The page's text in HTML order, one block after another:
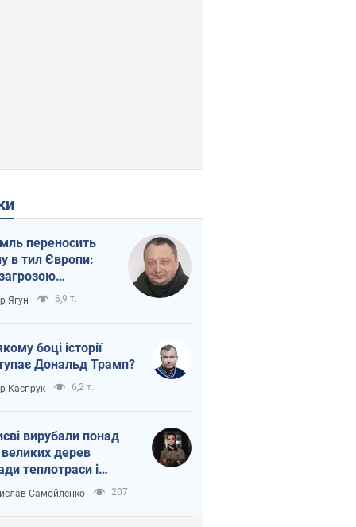
переносить
в тил Європи:
логістика
Ягун 6,9 т.
боці історії
Дональд Трамп?
Каспрук 6,2 т.
вирубали понад
дерев
теплотраси і
Генплану
Самойленко 207